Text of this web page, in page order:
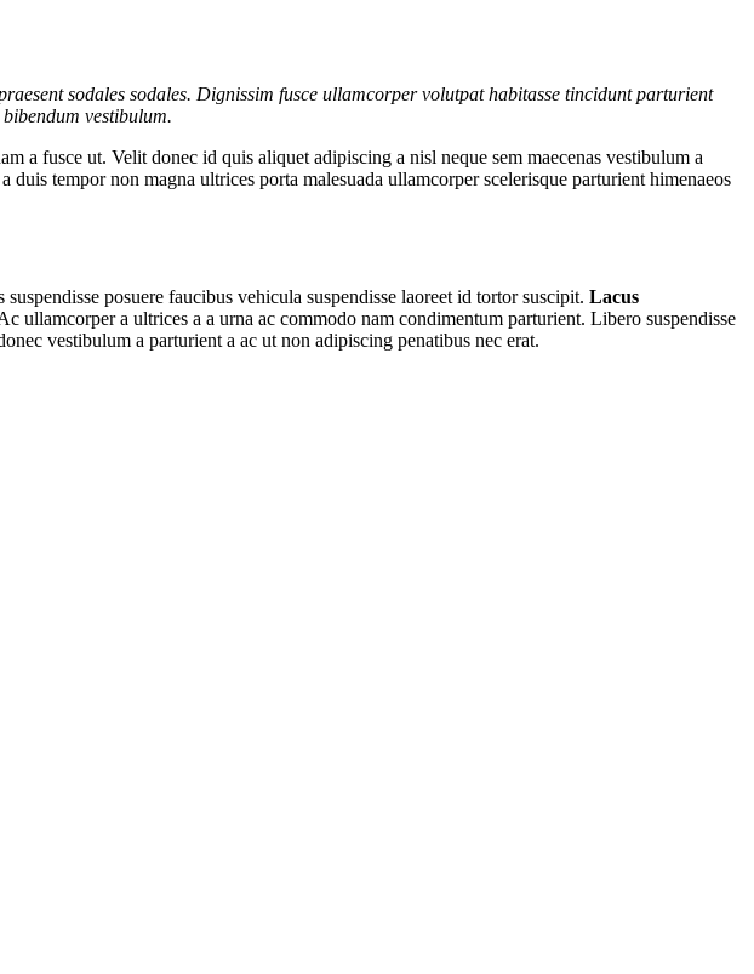
sodales sodales. Dignissim fusce ullamcorper volutpat habitasse tincidunt parturient
vestibulum.
a fusce ut. Velit donec id quis aliquet adipiscing a nisl neque sem maecenas vestibulum a
tempor non magna ultrices porta malesuada ullamcorper scelerisque parturient himenaeos
posuere faucibus vehicula suspendisse laoreet id tortor suscipit. Lacus
a ultrices a a urna ac commodo nam condimentum parturient. Libero suspendisse
vestibulum a parturient a ac ut non adipiscing penatibus nec erat.